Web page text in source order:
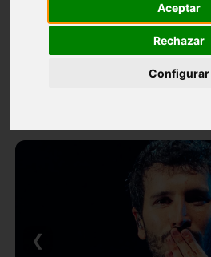
Aceptar
Rechazar
Configurar
❮